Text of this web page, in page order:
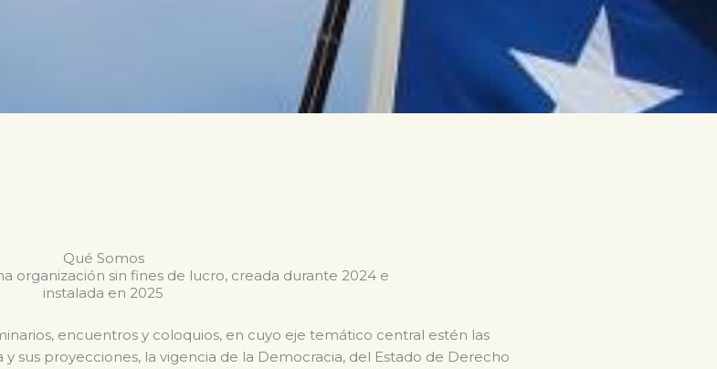
Qué Somos
organización sin fines de lucro, creada durante 2024 e
instalada en 2025
encuentros y coloquios, en cuyo eje temático central estén las
sus proyecciones, la vigencia de la Democracia, del Estado de Derecho